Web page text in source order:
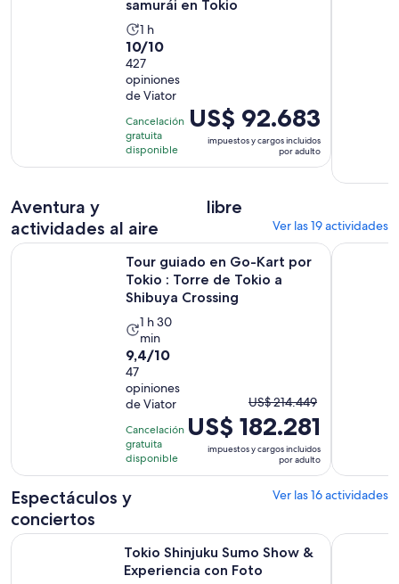
samurái en Tokio
La
actividad
dura
1
hora
1 h
10.0
de
10
con
427
opiniones
10/10
427
opiniones
de Viator
Cancelación
gratuita
disponible
El
precio
de
por
US$ 92.683
impuestos y cargos incluidos
por adulto
Aventura y
actividades al aire
libre
Ver las 19 actividades
Tour guiado en Go-Kart por
Tokio : Torre de Tokio a
Shibuya Crossing
La
actividad
dura
hora
30
minutos
1 h 30
min
9.4
de
10
con
47
opiniones
9,4/10
47
opiniones
de Viator
Cancelación
gratuita
disponible
El
precio
anterior
era
US$ 214.449
actual
es
US$ 182.281
US$ 214.449
US$ 182.281
impuestos y cargos incluidos
por adulto
Tour guiado en Go-Kart por Tokio : Torre de Tokio aTour de
Espectáculos y
conciertos
Ver las 16 actividades
Tokio Shinjuku Sumo Show &
Experiencia con Foto
Tokio Shinjuku Sumo Show & Experiencia con FotoSe abrirá
Tokio: